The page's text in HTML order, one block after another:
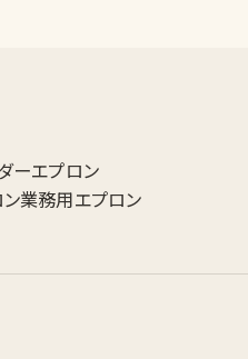
ーエプロン
業務用エプロン